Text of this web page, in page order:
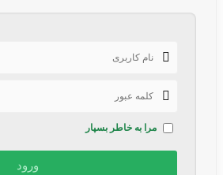
مرا به خاطر بسپار